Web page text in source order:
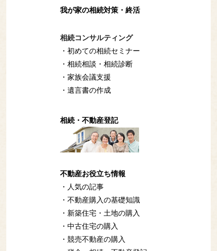
我が家の相続対策・終活
相続コンサルティング
・初めての相続セミナー
・相続相談・相続診断
・家族会議支援
・遺言書の作成
相続・不動産登記
不動産お役立ち情報
・人気の記事
・不動産購入の基礎知識
・新築住宅・土地の購入
・中古住宅の購入
・競売不動産の購入